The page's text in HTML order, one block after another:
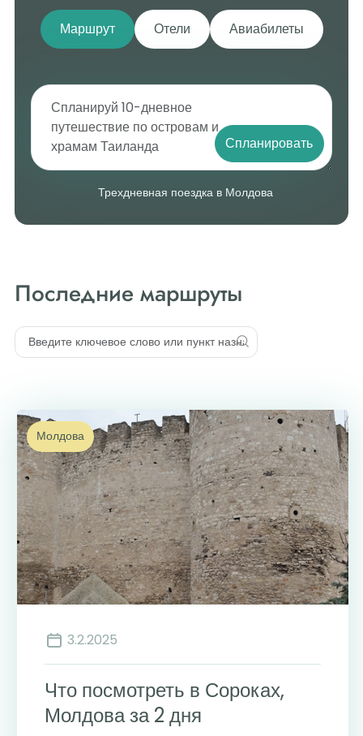
Маршрут Отели Авиабилеты
Спланировать
Трехдневная поездка в Молдова
Последние маршруты
Молдова
3.2.2025
Что посмотреть в Сороках,
Молдова за 2 дня